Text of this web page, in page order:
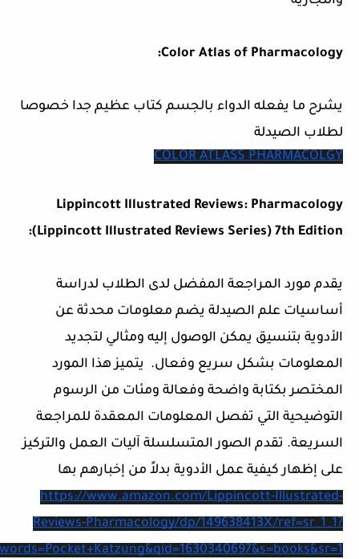
Color Atlas of Pharmacology:
يشرح ما يفعله الدواء بالجسم كتاب عظيم جدا خصوصا
لطلاب الصيدلة
COLOR ATLASS PHARMACOLGY
Lippincott Illustrated Reviews: Pharmacology
(Lippincott Illustrated Reviews Series) 7th Edition:
يقدم مورد المراجعة المفضل لدى الطلاب لدراسة
أساسيات علم الصيدلة يضم معلومات محدثة عن
الأدوية بتنسيق يمكن الوصول إليه ومثالي لتجديد
المعلومات بشكل سريع وفعال. يتميز هذا المورد
المختصر بكتابة واضحة وفعالة ومئات من الرسوم
التوضيحية التي تفصل المعلومات المعقدة للمراجعة
السريعة. تقدم الصور المتسلسلة آليات العمل والتركيز
على إظهار كيفية عمل الأدوية بدلاً من إخبارهم بها
https://www.amazon.com/Lippincott-Illustrated-
Reviews-Pharmacology/dp/149638413X/ref=sr_1_1?